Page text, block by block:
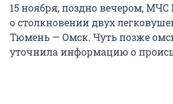
15 ноября, поздно вечером, МЧС
о столкновении двух
Тюмень — Омск. Чуть позже
уточнила информацию о